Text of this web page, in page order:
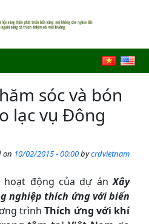
sóc và bón
lạc vụ Đông
on 10/02/2015 - 00:00bycrdvietnam
hoạt động của dự ánXây
nghiệp thích ứng với biến
trìnhThích ứng với khí